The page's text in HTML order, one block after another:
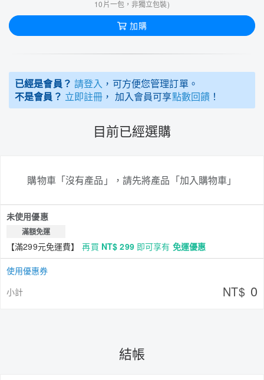
10片一包，非獨立包裝)
加購
已經是會員？ 請登入 ，可方便您管理訂單。
不是會員？ 立即註冊 ， 加入會員可享點數回饋！
目前已經選購
購物車「沒有產品」，請先將產品「加入購物車」
未使用優惠
滿額免運
【滿299元免運費】 再買 NT$ 299即可享有 免運優惠
使用優惠券
小計
NT$ 0
結帳